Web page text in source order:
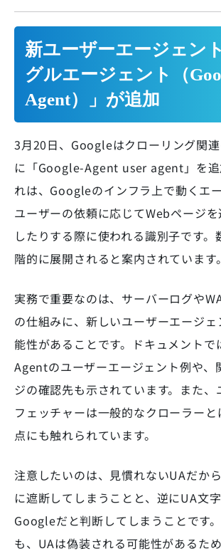
新ユーザーエージェン
グルエージェント（
Agent）」が追加
3月20日、Googleはクローリング関
に「Google-Agent user agent」を追
れは、Googleのインフラ上で動くエー
ユーザーの依頼に応じてWebページ
したりする際に使われる識別子です。
階的に展開されると案内されています。
実務で重要なのは、サーバーログや
の仕組みに、新しいユーザーエージ
能性があることです。ドキュメント
Agentのユーザーエージェント例や、
ジの確認先も示されています。また、
フェッチャーは一般的なクローラーと
点にも触れられています。
注意したいのは、見慣れないUAだか
に遮断してしまうことと、逆にUA文
Googleだと判断してしまうことです
も、UAは偽装される可能性があるた